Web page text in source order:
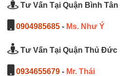
Tư Vấn Tại Quận Bình Tân
0904985685 - Ms. Như Ý
Tư Vấn Tại Quận Thủ Đức
0934655679 - Mr. Thái